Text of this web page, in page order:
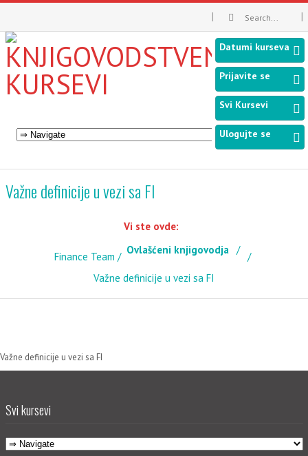
Važne definicije u vezi sa FI
Vi ste ovde:
Finance Team
Ovlašćeni knjigovodja
Važne definicije u vezi sa FI
Važne definicije u vezi sa FI
Svi kursevi
Datumi kurseva
Prijavite se
Svi Kursevi
Ulogujte se